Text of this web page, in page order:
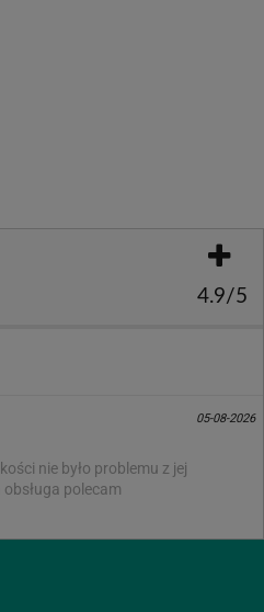
4.9/5
05-08-2026
nie było problemu z jej
obsługa polecam